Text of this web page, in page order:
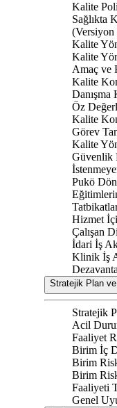
Kalite
Sağlıkta
(Versiyon
Kalite
Kalite
Amaç ve
Kalite
Danışma
Öz
Kalite
Görev
Kalite
Güvenlik
Pukö
Hizmet
Çalışan
İdari İş
Klinik İş
Stratejik Plan
Stratejik
Acil
Faaliyet
Birim İç
Birim
Birim
Faaliyeti
Genel